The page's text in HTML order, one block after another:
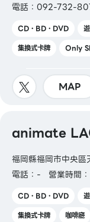
電話：092-732-
CD・BD・DVD
集換式卡牌
Only
MAP
animate
福岡縣福岡市中央
電話：-
營業時間
CD・BD・DVD
集換式卡牌
咖啡廳